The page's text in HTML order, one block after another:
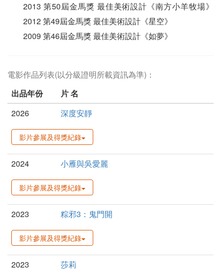
2013 第50屆金馬獎 最佳美術設計《南方小羊牧場》
2012 第49屆金馬獎 最佳美術設計《星空》
2009 第46屆金馬獎 最佳美術設計《如夢》
電影作品列表(以分級證明所載資訊為準)：
出品年份
片 名
2026
深度安靜
影片參展及得獎紀錄
2024 小雁與吳愛麗
影片參展及得獎紀錄
2023 粽邪3：鬼門開
影片參展及得獎紀錄
2023 莎莉